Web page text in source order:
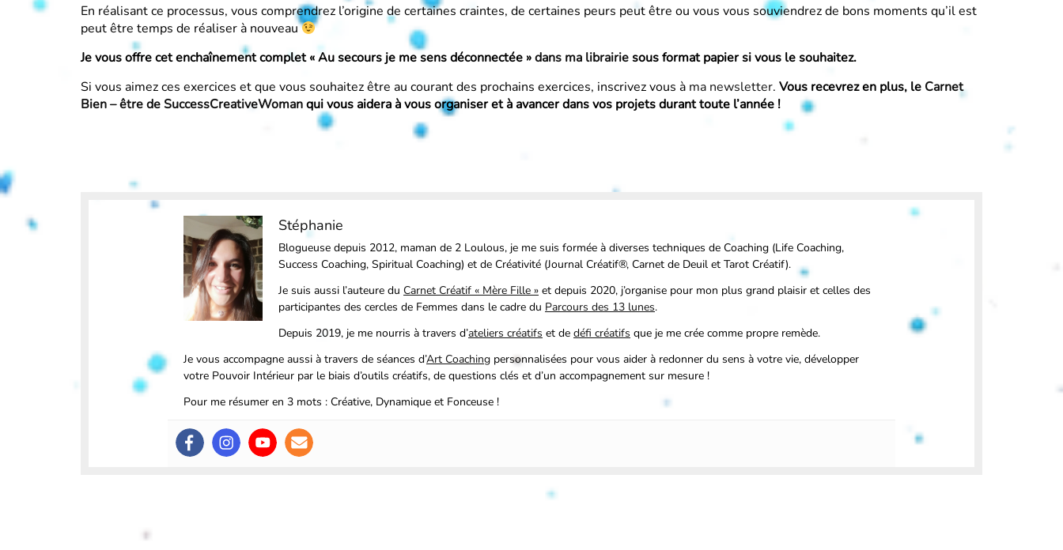
En réalisant ce processus, vous comprendrez l’origine de certaines craintes, de certaines peurs peut être ou vous vous souviendrez de bons moments qu’il est
peut être temps de réaliser à nouveau
Je vous offre cet enchaînement complet « Au secours je me sens déconnectée »dans ma librairiesous format papier si vous le souhaitez.
Si vous aimez ces exercices et que vous souhaitez être au courant des prochains exercices, inscrivez vous à ma newsletter. Vous recevrez en plus, le Carnet
Bien – être de SuccessCreativeWomanqui vous aidera à vous organiser et à avancer dans vos projets durant toute l’année !
Stéphanie
Blogueuse depuis 2012, maman de 2 Loulous, je me suis formée à diverses techniques de Coaching (Life Coaching,
Success Coaching, Spiritual Coaching) et de Créativité (Journal Créatif®, Carnet de Deuil et Tarot Créatif).
Je suis aussi l’auteure du Carnet Créatif « Mère Fille » et depuis 2020, j’organise pour mon plus grand plaisir et celles des
participantes des cercles de Femmes dans le cadre du Parcours des 13 lunes.
Depuis 2019, je me nourris à travers d’ateliers créatifs et de défi créatifs que je me crée comme propre remède.
Je vous accompagne aussi à travers de séances d’Art Coaching personnalisées pour vous aider à redonner du sens à votre vie, développer
votre Pouvoir Intérieur par le biais d’outils créatifs, de questions clés et d’un accompagnement sur mesure !
Pour me résumer en 3 mots : Créative, Dynamique et Fonceuse !